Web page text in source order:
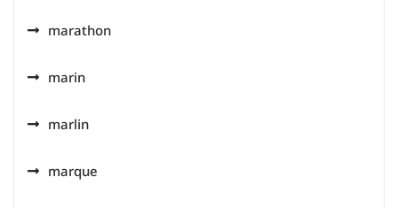
marathon
marin
marlin
marque